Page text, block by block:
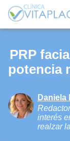
PRP
potencia
Daniela
interés
realzar